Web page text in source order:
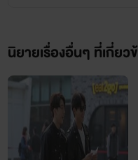
เเละ
นิยายเรื่องอื่นๆ ที่เกี่ยว